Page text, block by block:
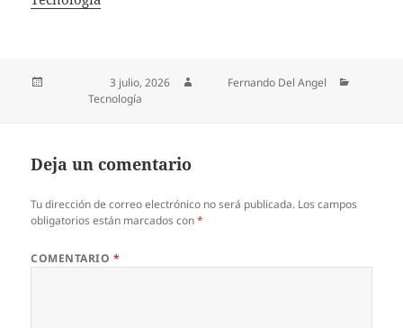
Publicado el3 julio, 2026
Fernando Del Angel
CategoríasTecnología
Deja un comentario
Tu dirección de correo electrónico no será publicada. Los campos
obligatorios están marcados con*
COMENTARIO *